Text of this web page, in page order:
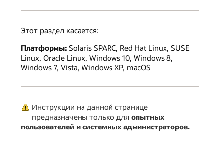
Этот раздел касается:
Платформы: Solaris SPARC, Red Hat Linux, SUSE
Linux, Oracle Linux, Windows 10, Windows 8,
Windows 7, Vista, Windows XP, macOS
Инструкции на данной странице
предназначены только для опытных
пользователей и системных администраторов.